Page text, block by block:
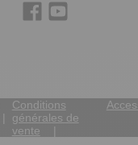
Conditions
générales de
vente